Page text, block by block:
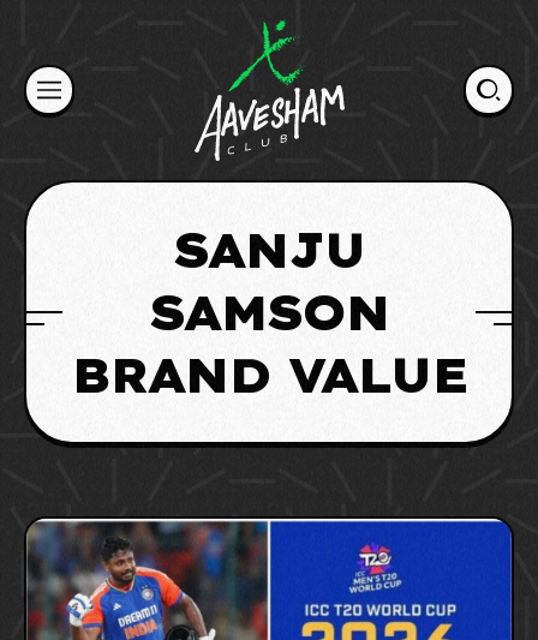
content
SANJU
SAMSON
BRAND VALUE